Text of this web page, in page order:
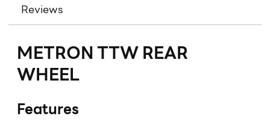
Reviews
METRON TTW REAR
WHEEL
Features